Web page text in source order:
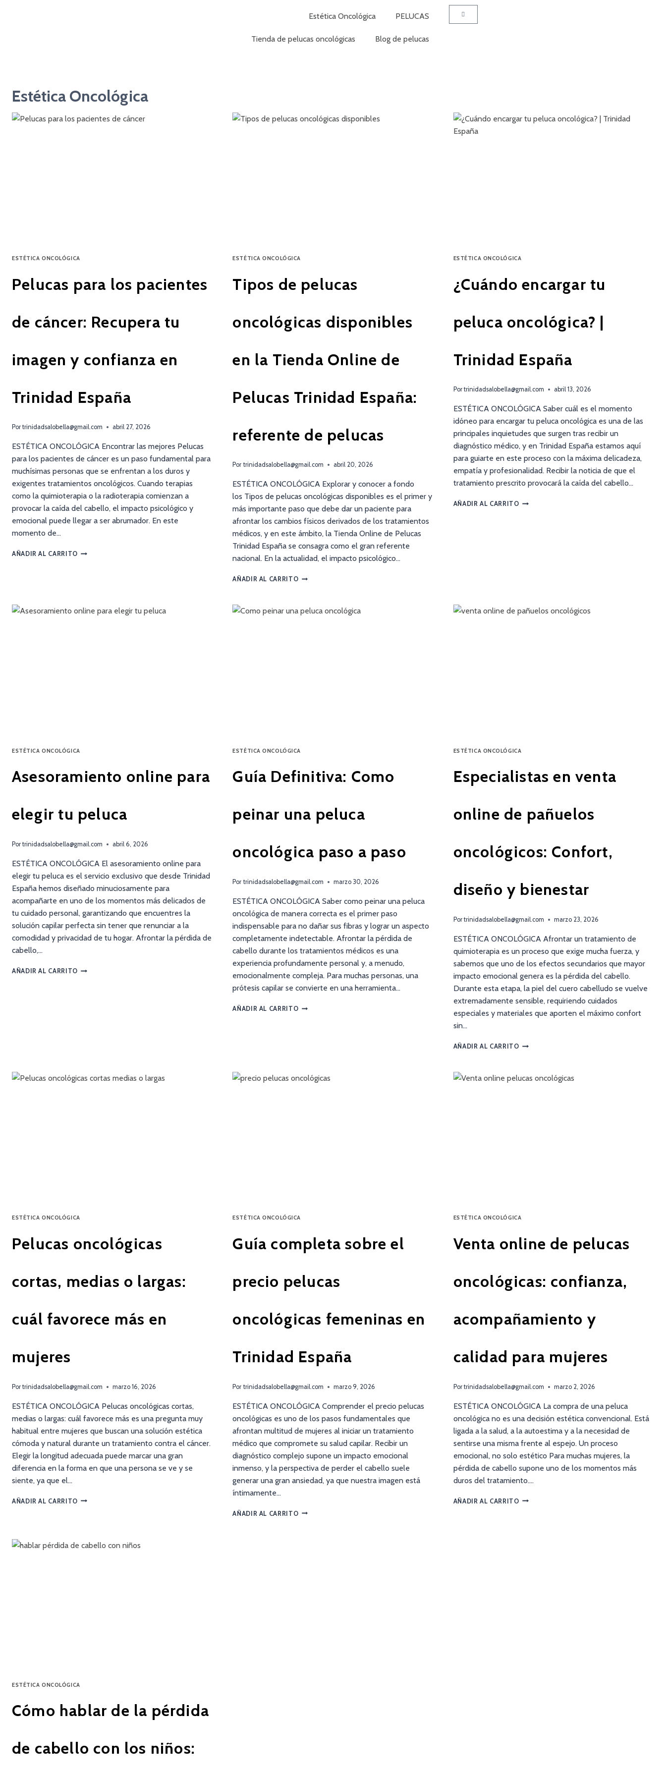
Estética Oncológica PELUCAS
Tienda de pelucas oncológicas Blog de pelucas
Estética Oncológica
ESTÉTICA ONCOLÓGICA
Pelucas para los pacientes
de cáncer: Recupera tu
imagen y confianza en
Trinidad España
Por trinidadsalobella@gmail.com abril 27, 2026
ESTÉTICA ONCOLÓGICA Encontrar las mejores Pelucas
para los pacientes de cáncer es un paso fundamental para
muchísimas personas que se enfrentan a los duros y
exigentes tratamientos oncológicos. Cuando terapias
como la quimioterapia o la radioterapia comienzan a
provocar la caída del cabello, el impacto psicológico y
emocional puede llegar a ser abrumador. En este
momento de…
AÑADIR AL CARRITO
ESTÉTICA ONCOLÓGICA
Tipos de pelucas
oncológicas disponibles
en la Tienda Online de
Pelucas Trinidad España:
referente de pelucas
Por trinidadsalobella@gmail.com abril 20, 2026
ESTÉTICA ONCOLÓGICA Explorar y conocer a fondo
los Tipos de pelucas oncológicas disponibles es el primer y
más importante paso que debe dar un paciente para
afrontar los cambios físicos derivados de los tratamientos
médicos, y en este ámbito, la Tienda Online de Pelucas
Trinidad España se consagra como el gran referente
nacional. En la actualidad, el impacto psicológico…
AÑADIR AL CARRITO
ESTÉTICA ONCOLÓGICA
¿Cuándo encargar tu
peluca oncológica? |
Trinidad España
Por trinidadsalobella@gmail.com abril 13, 2026
ESTÉTICA ONCOLÓGICA Saber cuál es el momento
idóneo para encargar tu peluca oncológica es una de las
principales inquietudes que surgen tras recibir un
diagnóstico médico, y en Trinidad España estamos aquí
para guiarte en este proceso con la máxima delicadeza,
empatía y profesionalidad. Recibir la noticia de que el
tratamiento prescrito provocará la caída del cabello…
AÑADIR AL CARRITO
ESTÉTICA ONCOLÓGICA
Asesoramiento online para
elegir tu peluca
Por trinidadsalobella@gmail.com abril 6, 2026
ESTÉTICA ONCOLÓGICA El asesoramiento online para
elegir tu peluca es el servicio exclusivo que desde Trinidad
España hemos diseñado minuciosamente para
acompañarte en uno de los momentos más delicados de
tu cuidado personal, garantizando que encuentres la
solución capilar perfecta sin tener que renunciar a la
comodidad y privacidad de tu hogar. Afrontar la pérdida de
cabello,…
AÑADIR AL CARRITO
ESTÉTICA ONCOLÓGICA
Guía Definitiva: Como
peinar una peluca
oncológica paso a paso
Por trinidadsalobella@gmail.com marzo 30, 2026
ESTÉTICA ONCOLÓGICA Saber como peinar una peluca
oncológica de manera correcta es el primer paso
indispensable para no dañar sus fibras y lograr un aspecto
completamente indetectable. Afrontar la pérdida de
cabello durante los tratamientos médicos es una
experiencia profundamente personal y, a menudo,
emocionalmente compleja. Para muchas personas, una
prótesis capilar se convierte en una herramienta…
AÑADIR AL CARRITO
ESTÉTICA ONCOLÓGICA
Especialistas en venta
online de pañuelos
oncológicos: Confort,
diseño y bienestar
Por trinidadsalobella@gmail.com marzo 23, 2026
ESTÉTICA ONCOLÓGICA Afrontar un tratamiento de
quimioterapia es un proceso que exige mucha fuerza, y
sabemos que uno de los efectos secundarios que mayor
impacto emocional genera es la pérdida del cabello.
Durante esta etapa, la piel del cuero cabelludo se vuelve
extremadamente sensible, requiriendo cuidados
especiales y materiales que aporten el máximo confort
sin…
AÑADIR AL CARRITO
ESTÉTICA ONCOLÓGICA
Pelucas oncológicas
cortas, medias o largas:
cuál favorece más en
mujeres
Por trinidadsalobella@gmail.com marzo 16, 2026
ESTÉTICA ONCOLÓGICA Pelucas oncológicas cortas,
medias o largas: cuál favorece más es una pregunta muy
habitual entre mujeres que buscan una solución estética
cómoda y natural durante un tratamiento contra el cáncer.
Elegir la longitud adecuada puede marcar una gran
diferencia en la forma en que una persona se ve y se
siente, ya que el…
AÑADIR AL CARRITO
ESTÉTICA ONCOLÓGICA
Guía completa sobre el
precio pelucas
oncológicas femeninas en
Trinidad España
Por trinidadsalobella@gmail.com marzo 9, 2026
ESTÉTICA ONCOLÓGICA Comprender el precio pelucas
oncológicas es uno de los pasos fundamentales que
afrontan multitud de mujeres al iniciar un tratamiento
médico que compromete su salud capilar. Recibir un
diagnóstico complejo supone un impacto emocional
inmenso, y la perspectiva de perder el cabello suele
generar una gran ansiedad, ya que nuestra imagen está
íntimamente…
AÑADIR AL CARRITO
ESTÉTICA ONCOLÓGICA
Venta online de pelucas
oncológicas: confianza,
acompañamiento y
calidad para mujeres
Por trinidadsalobella@gmail.com marzo 2, 2026
ESTÉTICA ONCOLÓGICA La compra de una peluca
oncológica no es una decisión estética convencional. Está
ligada a la salud, a la autoestima y a la necesidad de
sentirse una misma frente al espejo. Un proceso
emocional, no solo estético Para muchas mujeres, la
pérdida de cabello supone uno de los momentos más
duros del tratamiento….
AÑADIR AL CARRITO
ESTÉTICA ONCOLÓGICA
Cómo hablar de la pérdida
de cabello con los niños: